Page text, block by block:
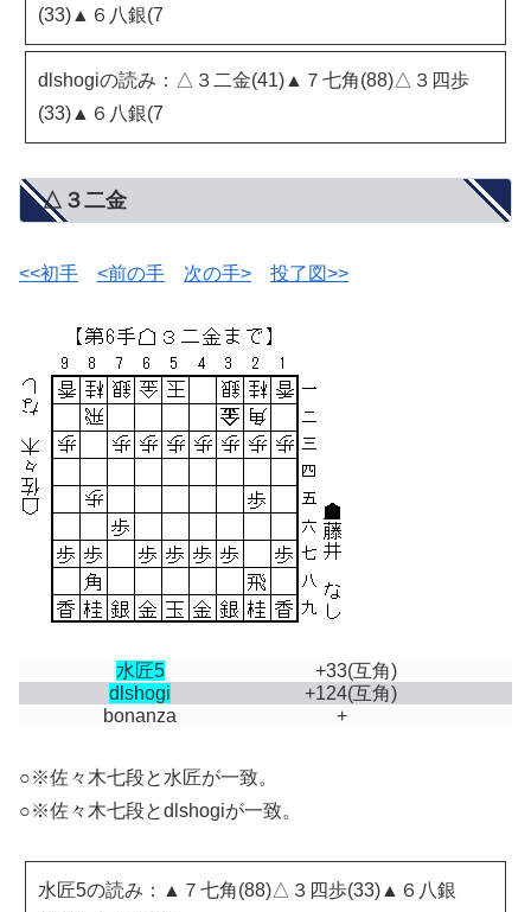
(33)▲６八銀(7
dlshogiの読み：△３二金(41)▲７七角(88)△３四歩
(33)▲６八銀(7
△３二金
<<初手 <前の手 次の手> 投了図>>
水匠5 +33(互角)
dlshogi
+124(互角)
bonanza
+
○※佐々木七段と水匠が一致。
○※佐々木七段とdlshogiが一致。
水匠5の読み：▲７七角(88)△３四歩(33)▲６八銀